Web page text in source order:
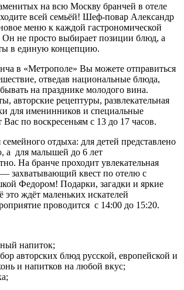
на всю Москву бранчей в отеле
всей семьёй! Шеф-повар Александр
меню к каждой гастрономической
Он не просто выбирает позиции блюд, а
в единую концепцию.
в «Метрополе» Вы можете отправиться
отведав национальные блюда,
на празднике молодого вина.
авторские рецептуры, развлекательная
для именинников и специальные
по воскресеньям с 13 до 17 часов.
отдыха: для детей представлено
а для малышей до 6 лет
На бранче проходит увлекательная
— захватывающий квест по отелю с
Федором! Подарки, загадки и яркие
это ждёт маленьких искателей
проводится с 14:00 до 15:20.
напиток;
авторских блюд русской, европейской и
и напитков на любой вкус;